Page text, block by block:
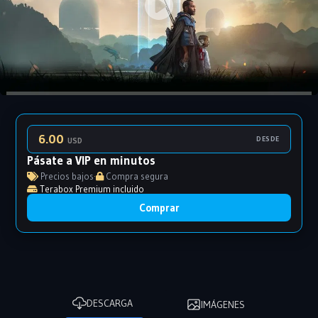
6.00USD DESDE
Pásate a VIP en minutos
Precios bajos·
Compra segura
Terabox Premium incluido
Comprar
DESCARGA IMÁGENES